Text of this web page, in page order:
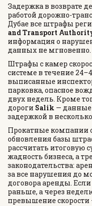
Задержка в возврате
работой дорожно-
Дубае все штрафы
and Transport
информация о
данных не мгновенно.
Штрафы с камер
системе в течение
выписанные
парковка, опасное
двух недель. Кроме
дороги Salik — данные
задержкой в
Прокатные компании
обновления базы
рассчитать итоговую
жадность бизнеса, а
законодательства:
за все нарушения до
договора аренды.
раньше, а через
превышение скорости